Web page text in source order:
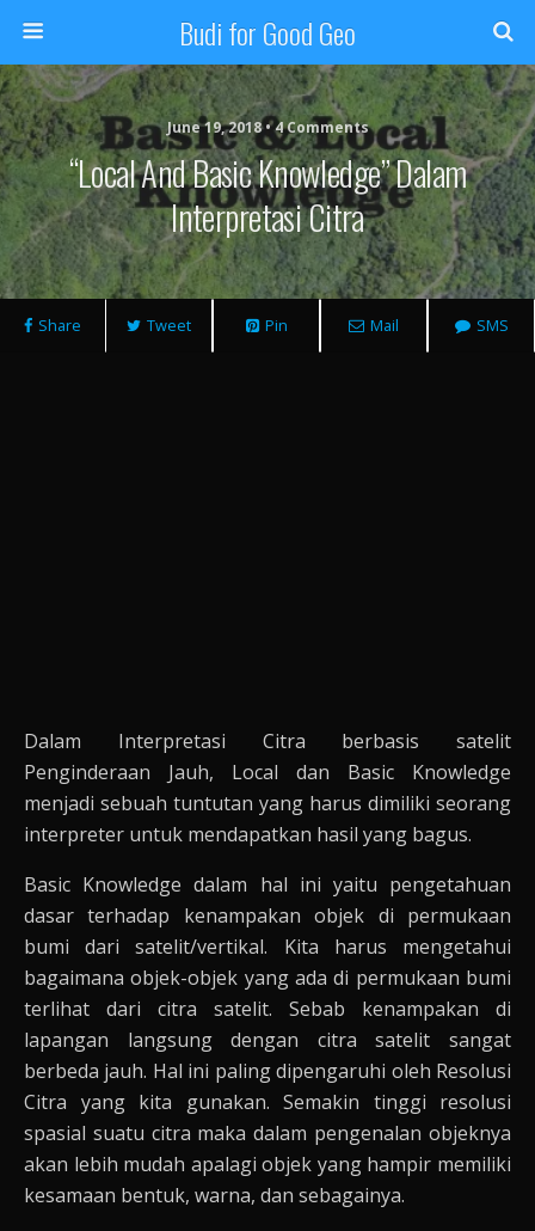
Budi for Good Geo
June 19, 2018 • 4 Comments
“Local And Basic Knowledge” Dalam
Interpretasi Citra
Share Tweet Pin Mail SMS
Dalam Interpretasi Citra berbasis satelit
Penginderaan Jauh, Local dan Basic Knowledge
menjadi sebuah tuntutan yang harus dimiliki seorang
interpreter untuk mendapatkan hasil yang bagus.
Basic Knowledge dalam hal ini yaitu pengetahuan
dasar terhadap kenampakan objek di permukaan
bumi dari satelit/vertikal. Kita harus mengetahui
bagaimana objek-objek yang ada di permukaan bumi
terlihat dari citra satelit. Sebab kenampakan di
lapangan langsung dengan citra satelit sangat
berbeda jauh. Hal ini paling dipengaruhi oleh Resolusi
Citra yang kita gunakan. Semakin tinggi resolusi
spasial suatu citra maka dalam pengenalan objeknya
akan lebih mudah apalagi objek yang hampir memiliki
kesamaan bentuk, warna, dan sebagainya.